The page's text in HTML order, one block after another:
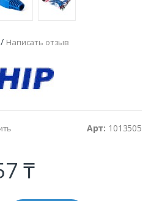
/ Написать отзыв
Арт: 1013505
₸